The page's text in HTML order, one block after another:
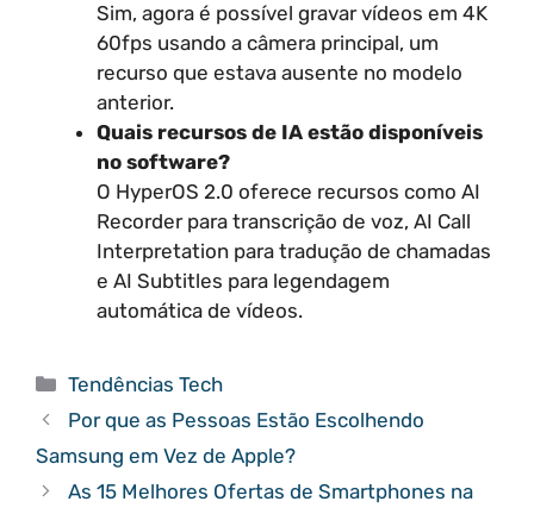
Sim, agora é possível gravar vídeos em 4K
60fps usando a câmera principal, um
recurso que estava ausente no modelo
anterior.
Quais recursos de IA estão disponíveis
no software?
O HyperOS 2.0 oferece recursos como AI
Recorder para transcrição de voz, AI Call
Interpretation para tradução de chamadas
e AI Subtitles para legendagem
automática de vídeos.
Categorias
Tendências Tech
Por que as Pessoas Estão Escolhendo
Samsung em Vez de Apple?
As 15 Melhores Ofertas de Smartphones na